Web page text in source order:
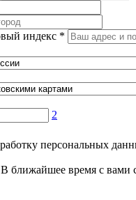
индекс *
2
персональных
В ближайшее время с вами